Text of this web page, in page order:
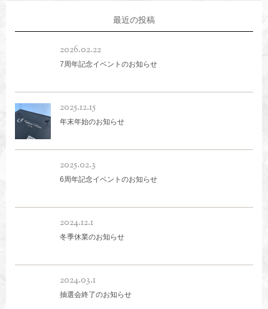
最近の投稿
2026.02.22
7周年記念イベントのお知らせ
2025.12.15
年末年始のお知らせ
2025.02.3
6周年記念イベントのお知らせ
2024.12.1
冬季休業のお知らせ
2024.03.1
抽選会終了のお知らせ